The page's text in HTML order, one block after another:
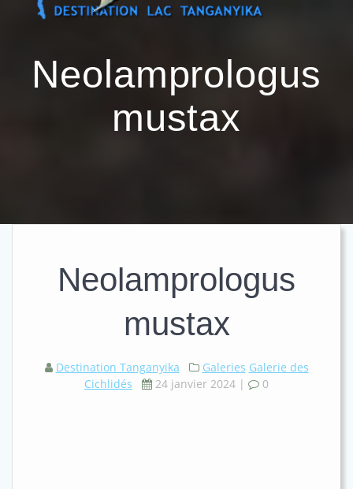
Passer
Neolamprologus
mustax
Neolamprologus
mustax
Destination Tanganyika Galeries Galerie des
Cichlidés
24 janvier 2024 | 0